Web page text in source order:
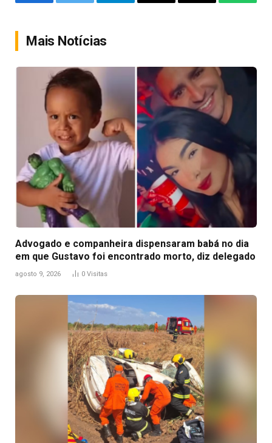
Mais Notícias
Advogado e companheira dispensaram babá no dia
em que Gustavo foi encontrado morto, diz delegado
agosto 9, 2026 0 Visitas